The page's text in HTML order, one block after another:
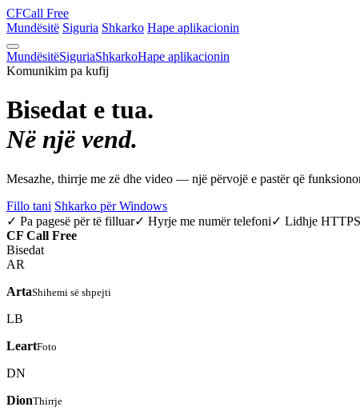
CFCall Free
Mundësitë Siguria Shkarko Hape aplikacionin
MundësitëSiguriaShkarkoHape aplikacionin
Komunikim pa kufij
Bisedat e tua.
Në një vend.
Mesazhe, thirrje me zë dhe video — një përvojë e pastër që
Fillo tani Shkarko për Windows
✓ Pa pagesë për të filluar✓ Hyrje me numër telefoni✓ Lidhje HTTPS
CF Call Free
Bisedat
AR
ArtaShihemi së shpejti
LB
LeartFoto
DN
DionThirrje